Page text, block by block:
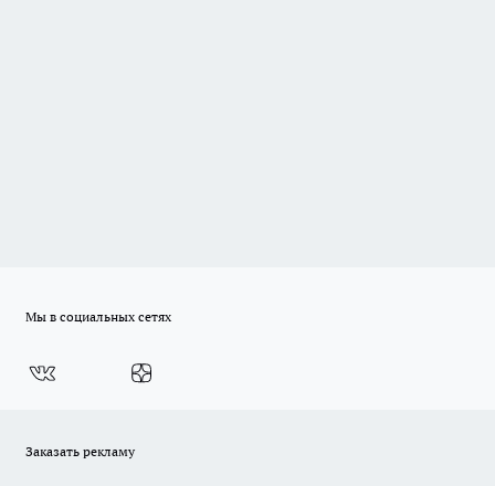
Мы в социальных сетях
Заказать рекламу